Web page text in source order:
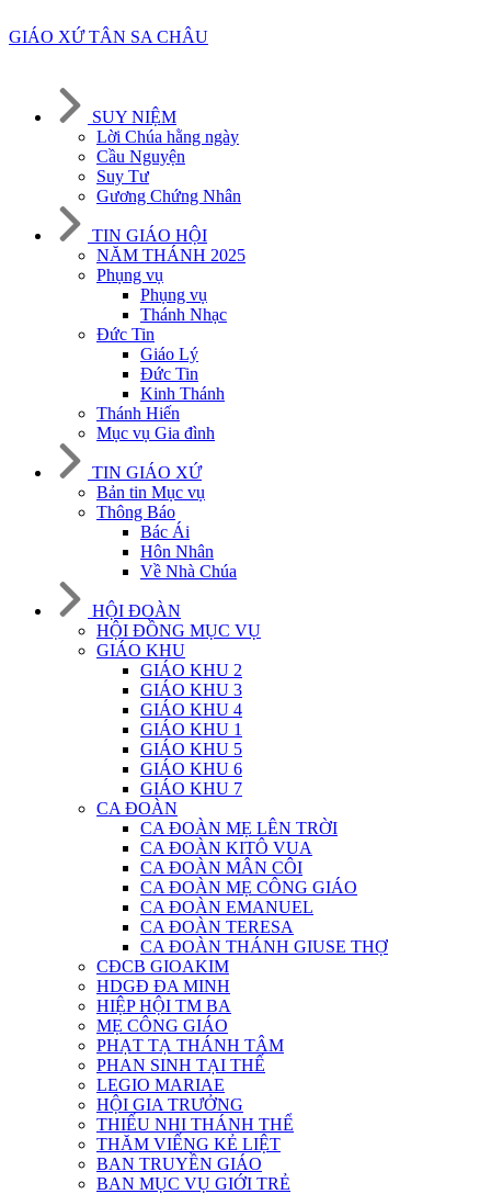
GIÁO XỨ TÂN SA CHÂU
SUY NIỆM
Lời Chúa hằng ngày
Cầu Nguyện
Suy Tư
Gương Chứng Nhân
TIN GIÁO HỘI
NĂM THÁNH 2025
Phụng vụ
Phụng vụ
Thánh Nhạc
Đức Tin
Giáo Lý
Đức Tin
Kinh Thánh
Thánh Hiến
Mục vụ Gia đình
TIN GIÁO XỨ
Bản tin Mục vụ
Thông Báo
Bác Ái
Hôn Nhân
Về Nhà Chúa
HỘI ĐOÀN
HỘI ĐỒNG MỤC VỤ
GIÁO KHU
GIÁO KHU 2
GIÁO KHU 3
GIÁO KHU 4
GIÁO KHU 1
GIÁO KHU 5
GIÁO KHU 6
GIÁO KHU 7
CA ĐOÀN
CA ĐOÀN MẸ LÊN TRỜI
CA ĐOÀN KITÔ VUA
CA ĐOÀN MÂN CÔI
CA ĐOÀN MẸ CÔNG GIÁO
CA ĐOÀN EMANUEL
CA ĐOÀN TERESA
CA ĐOÀN THÁNH GIUSE THỢ
CĐCB GIOAKIM
HDGĐ ĐA MINH
HIỆP HỘI TM BA
MẸ CÔNG GIÁO
PHẠT TẠ THÁNH TÂM
PHAN SINH TẠI THẾ
LEGIO MARIAE
HỘI GIA TRƯỞNG
THIẾU NHI THÁNH THỂ
THĂM VIẾNG KẺ LIỆT
BAN TRUYỀN GIÁO
BAN MỤC VỤ GIỚI TRẺ